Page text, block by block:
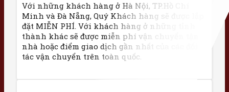
Với những khách hàng ở Hà Nội, TP.Hồ Chí
Minh và Đà Nẵng, Quý Khách hàng sẽ được lắp
đặt MIỄN PHÍ. Với khách hàng ở những tỉnh
thành khác sẽ được miễn phí vận chuyển tận
nhà hoặc điểm giao dịch gần nhất của các đối
tác vận chuyển trên toàn quốc.